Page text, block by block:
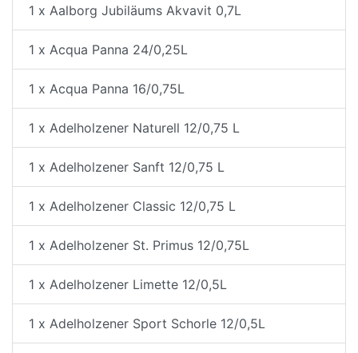
1 x Aalborg Jubiläums Akvavit 0,7L
1 x Acqua Panna 24/0,25L
1 x Acqua Panna 16/0,75L
1 x Adelholzener Naturell 12/0,75 L
1 x Adelholzener Sanft 12/0,75 L
1 x Adelholzener Classic 12/0,75 L
1 x Adelholzener St. Primus 12/0,75L
1 x Adelholzener Limette 12/0,5L
1 x Adelholzener Sport Schorle 12/0,5L